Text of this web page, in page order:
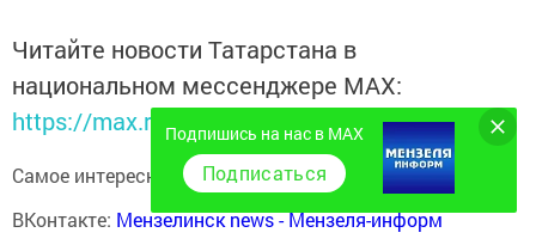
Читайте новости Татарстана в
национальном мессенджере MАХ:
https://max.ru/tatmedia
Самое интересное в наших социальных сетях:
ВКонтакте: Мензелинск news - Мензеля-информ
Подпишись на нас в MAX
Подписаться